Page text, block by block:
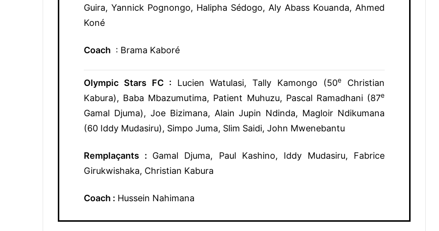
Guira, Yannick Pognongo, Halipha Sédogo, Aly Abass Kouanda, Ahmed
Koné
Coach : Brama Kaboré
Olympic Stars FC : Lucien Watulasi, Tally Kamongo (50e
Christian
Kabura), Baba Mbazumutima, Patient Muhuzu, Pascal Ramadhani (87e
Gamal Djuma), Joe Bizimana, Alain Jupin Ndinda, Magloir Ndikumana
(60 Iddy Mudasiru), Simpo Juma, Slim Saidi, John Mwenebantu
Remplaçants : Gamal Djuma, Paul Kashino, Iddy Mudasiru, Fabrice
Girukwishaka, Christian Kabura
Coach : Hussein Nahimana